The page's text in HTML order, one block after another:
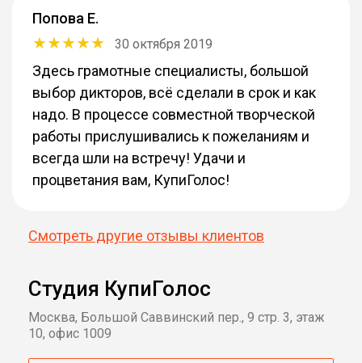
Попова Е.
30 октября 2019
Здесь грамотные специалисты, большой
выбор дикторов, всё сделали в срок и как
надо. В процессе совместной творческой
работы прислушивались к пожеланиям и
всегда шли на встречу! Удачи и
процветания вам, КупиГолос!
Смотреть другие отзывы клиентов
Студия КупиГолос
Москва, Большой Саввинский пер., 9 стр. 3, этаж
10, офис 1009